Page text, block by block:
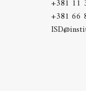
+381 11
+381 66